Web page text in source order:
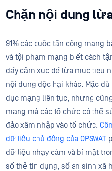
Chặn nội dung
91% các cuộc tấn công mạng
và tội phạm mạng biết cách
đẩy cảm xúc để lừa mục tiêu
nội dung độc hại khác. Mặc
dục mạng liên tục, nhưng
mạng mà các tổ chức có thể
đảo xâm nhập vào tổ chức.
dữ liệu chủ động của OPSWAT
dữ liệu nhạy cảm và bí mật
số thẻ tín dụng, số an sinh xã